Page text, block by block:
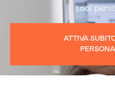
tool
ATTIVA